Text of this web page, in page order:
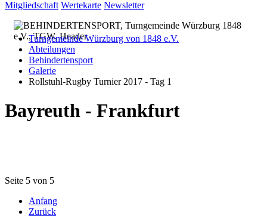
Mitgliedschaft Wertekarte Newsletter
Turngemeinde Würzburg von 1848 e.V.
Abteilungen
Behindertensport
Galerie
Rollstuhl-Rugby Turnier 2017 - Tag 1
Bayreuth - Frankfurt
Seite 5 von 5
Anfang
Zurück